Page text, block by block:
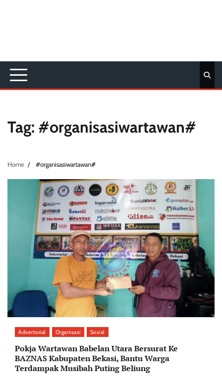
Tag: #organisasiwartawan#
Home #organisasiwartawan#
Advertorial Organisasi Sosial
Pokja Wartawan Babelan Utara Bersurat Ke
BAZNAS Kabupaten Bekasi, Bantu Warga
Terdampak Musibah Puting Beliung